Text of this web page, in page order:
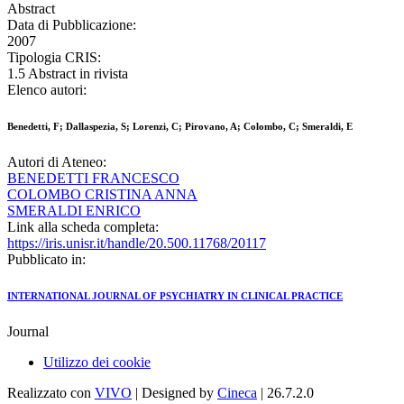
Abstract
Data di Pubblicazione:
2007
Tipologia CRIS:
1.5 Abstract in rivista
Elenco autori:
Benedetti, F; Dallaspezia, S; Lorenzi, C; Pirovano, A; Colombo, C; Smeraldi, E
Autori di Ateneo:
BENEDETTI FRANCESCO
COLOMBO CRISTINA ANNA
SMERALDI ENRICO
Link alla scheda completa:
https://iris.unisr.it/handle/20.500.11768/20117
Pubblicato in:
INTERNATIONAL JOURNAL OF PSYCHIATRY IN CLINICAL PRACTICE
Journal
Utilizzo dei cookie
Realizzato con VIVO | Designed by Cineca | 26.7.2.0